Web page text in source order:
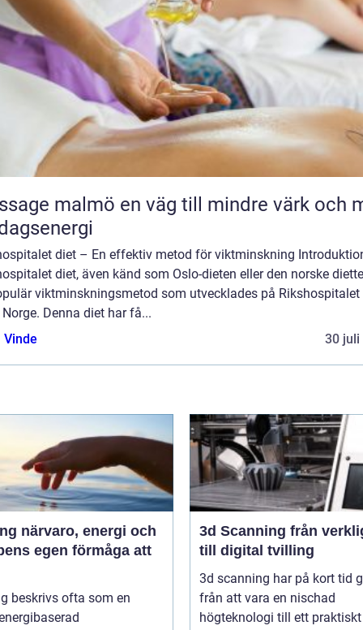
en väg till mindre värk och mer
diet – En effektiv metod för viktminskning
diet, även känd som Oslo-dieten eller den norske
viktminskningsmetod som utvecklades på Rikshospitalet
Norge. Denna diet har få...
Vinde
30 juli
och
egen förmåga att
beskrivs ofta som en
3d Scanning från verklighet
till digital tvilling
3d scanning har på kort tid
från att vara en nischad
högteknologi till ett praktiskt